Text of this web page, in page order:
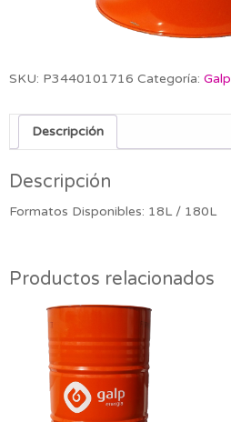
SKU: P3440101716 Categoría: Galp
Descripción
Descripción
Formatos Disponibles: 18L / 180L
Productos relacionados